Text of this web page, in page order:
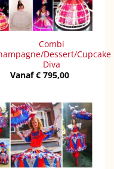
Combi
Dessert/Cupcake
Diva
Vanaf€ 795,00